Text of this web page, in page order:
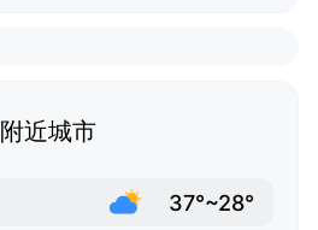
附近城市
37°~28°